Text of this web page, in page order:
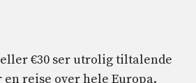
eller €30 ser utrolig tiltalende
reise over hele Europa.